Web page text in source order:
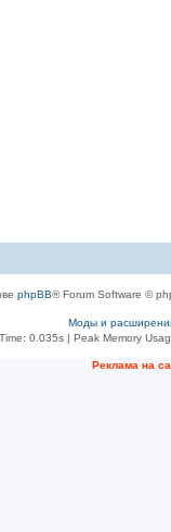
phpBB® Forum Software ©
Моды и
Time: 0.035s| Peak Memory
Рeклама на